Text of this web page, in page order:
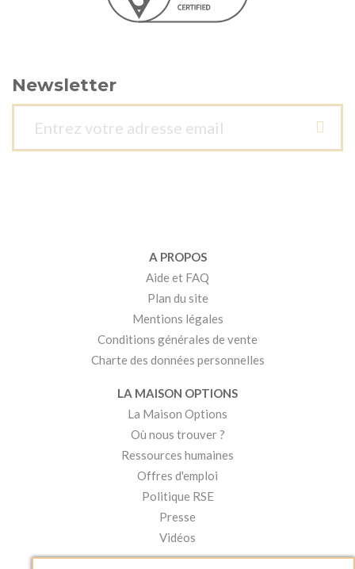
Newsletter
A PROPOS
Aide et FAQ
Plan du site
Mentions légales
Conditions générales de vente
Charte des données personnelles
LA MAISON OPTIONS
La Maison Options
Où nous trouver ?
Ressources humaines
Offres d'emploi
Politique RSE
Presse
Vidéos